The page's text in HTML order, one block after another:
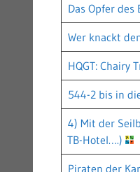
Das Opfer
Wer knackt
HQGT: Chairy
544-2 bis in
4) Mit der
TB-Hotel….)
Piraten der